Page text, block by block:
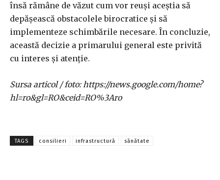
însă rămâne de văzut cum vor reuși aceștia să
depășească obstacolele birocratice și să
implementeze schimbările necesare. În concluzie,
această decizie a primarului general este privită
cu interes și atenție.
Sursa articol / foto: https://news.google.com/home?
hl=ro&gl=RO&ceid=RO%3Aro
TAGS consilieri infrastructură sănătate